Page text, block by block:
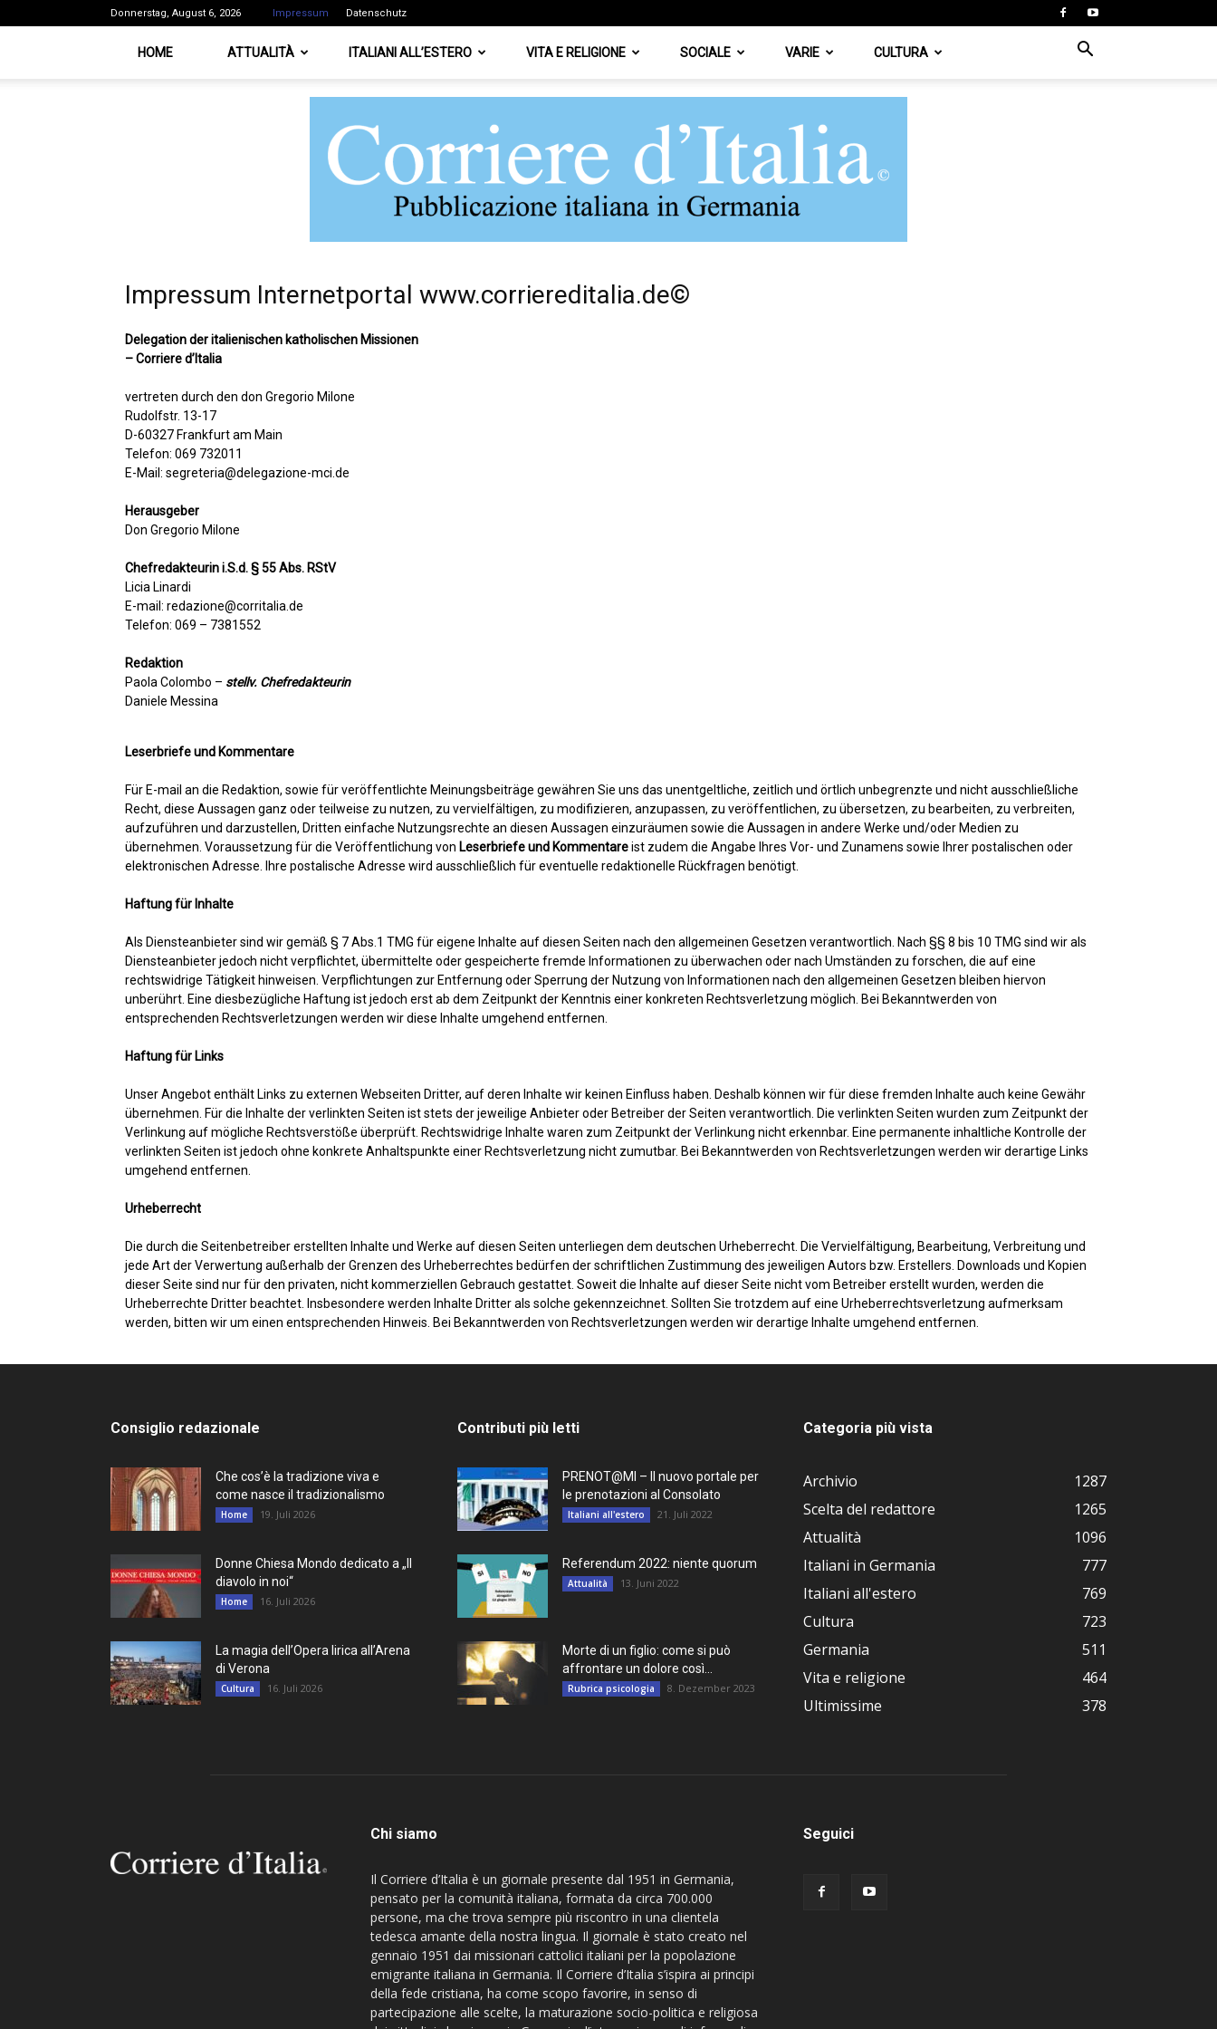
Donnerstag, August 6, 2026 Impressum Datenschutz
HOME ATTUALITÀ ITALIANI ALL’ESTERO VITA E RELIGIONE SOCIALE VARIE CULTURA
Corriere
Impressum Internetportal www.corriereditalia.de©
Delegation der italienischen katholischen Missionen
– Corriere d’Italia
vertreten durch den don Gregorio Milone
Rudolfstr. 13-17
D-60327 Frankfurt am Main
Telefon: 069 732011
E-Mail: segreteria@delegazione-mci.de
Herausgeber
Don Gregorio Milone
Chefredakteurin i.S.d. § 55 Abs. RStV
Licia Linardi
E-mail: redazione@corritalia.de
Telefon: 069 – 7381552
Redaktion
Paola Colombo – stellv. Chefredakteurin
Daniele Messina
Leserbriefe und Kommentare
Für E-mail an die Redaktion, sowie für veröffentlichte Meinungsbeiträge gewähren Sie uns das unentgeltliche, zeitlich und örtlich unbegrenzte und nicht ausschließliche
Recht, diese Aussagen ganz oder teilweise zu nutzen, zu vervielfältigen, zu modifizieren, anzupassen, zu veröffentlichen, zu übersetzen, zu bearbeiten, zu verbreiten,
aufzuführen und darzustellen, Dritten einfache Nutzungsrechte an diesen Aussagen einzuräumen sowie die Aussagen in andere Werke und/oder Medien zu
übernehmen. Voraussetzung für die Veröffentlichung von Leserbriefe und Kommentareist zudem die Angabe Ihres Vor- und Zunamens sowie Ihrer postalischen oder
elektronischen Adresse. Ihre postalische Adresse wird ausschließlich für eventuelle redaktionelle Rückfragen benötigt.
Haftung für Inhalte
Als Diensteanbieter sind wir gemäß § 7 Abs.1 TMG für eigene Inhalte auf diesen Seiten nach den allgemeinen Gesetzen verantwortlich. Nach §§ 8 bis 10 TMG sind wir als
Diensteanbieter jedoch nicht verpflichtet, übermittelte oder gespeicherte fremde Informationen zu überwachen oder nach Umständen zu forschen, die auf eine
rechtswidrige Tätigkeit hinweisen. Verpflichtungen zur Entfernung oder Sperrung der Nutzung von Informationen nach den allgemeinen Gesetzen bleiben hiervon
unberührt. Eine diesbezügliche Haftung ist jedoch erst ab dem Zeitpunkt der Kenntnis einer konkreten Rechtsverletzung möglich. Bei Bekanntwerden von
entsprechenden Rechtsverletzungen werden wir diese Inhalte umgehend entfernen.
Haftung für Links
Unser Angebot enthält Links zu externen Webseiten Dritter, auf deren Inhalte wir keinen Einfluss haben. Deshalb können wir für diese fremden Inhalte auch keine Gewähr
übernehmen. Für die Inhalte der verlinkten Seiten ist stets der jeweilige Anbieter oder Betreiber der Seiten verantwortlich. Die verlinkten Seiten wurden zum Zeitpunkt der
Verlinkung auf mögliche Rechtsverstöße überprüft. Rechtswidrige Inhalte waren zum Zeitpunkt der Verlinkung nicht erkennbar. Eine permanente inhaltliche Kontrolle der
verlinkten Seiten ist jedoch ohne konkrete Anhaltspunkte einer Rechtsverletzung nicht zumutbar. Bei Bekanntwerden von Rechtsverletzungen werden wir derartige Links
umgehend entfernen.
Urheberrecht
Die durch die Seitenbetreiber erstellten Inhalte und Werke auf diesen Seiten unterliegen dem deutschen Urheberrecht. Die Vervielfältigung, Bearbeitung, Verbreitung und
jede Art der Verwertung außerhalb der Grenzen des Urheberrechtes bedürfen der schriftlichen Zustimmung des jeweiligen Autors bzw. Erstellers. Downloads und Kopien
dieser Seite sind nur für den privaten, nicht kommerziellen Gebrauch gestattet. Soweit die Inhalte auf dieser Seite nicht vom Betreiber erstellt wurden, werden die
Urheberrechte Dritter beachtet. Insbesondere werden Inhalte Dritter als solche gekennzeichnet. Sollten Sie trotzdem auf eine Urheberrechtsverletzung aufmerksam
werden, bitten wir um einen entsprechenden Hinweis. Bei Bekanntwerden von Rechtsverletzungen werden wir derartige Inhalte umgehend entfernen.
Consiglio redazionale
Che cos’è la tradizione viva e
come nasce il tradizionalismo
Home 19. Juli 2026
Donne Chiesa Mondo dedicato a „Il
diavolo in noi“
Home 16. Juli 2026
La magia dell’Opera lirica all’Arena
di Verona
Cultura 16. Juli 2026
Contributi più letti
PRENOT@MI – Il nuovo portale per
le prenotazioni al Consolato
Italiani all'estero 21. Juli 2022
Referendum 2022: niente quorum
Attualità 13. Juni 2022
Morte di un figlio: come si può
affrontare un dolore così...
Rubrica psicologia 8. Dezember 2023
Categoria più vista
Archivio
1287
Scelta del redattore
1265
Attualità
1096
Italiani in Germania
777
Italiani all'estero
769
Cultura
723
Germania
511
Vita e religione
464
Ultimissime
378
Chi siamo
Il Corriere d’Italia è un giornale presente dal 1951 in Germania,
pensato per la comunità italiana, formata da circa 700.000
persone, ma che trova sempre più riscontro in una clientela
tedesca amante della nostra lingua. Il giornale è stato creato nel
gennaio 1951 dai missionari cattolici italiani per la popolazione
emigrante italiana in Germania. Il Corriere d’Italia s’ispira ai principi
della fede cristiana, ha come scopo favorire, in senso di
partecipazione alle scelte, la maturazione socio-politica e religiosa
Seguici